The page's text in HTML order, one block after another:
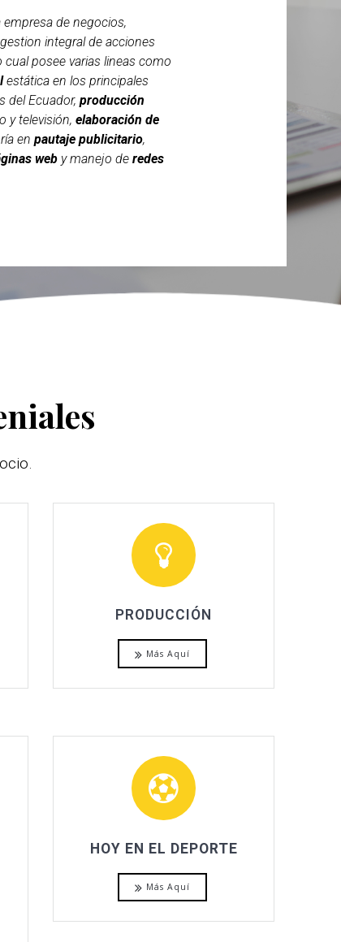
empresa de negocios,
integral de acciones
cual posee varias lineas como
estática en los principales
del Ecuador, producción
y televisión, elaboración de
en pautaje publicitario,
weby manejo de redes
PRODUCCIÓN
Más Aquí
HOY EN EL DEPORTE
Más Aquí